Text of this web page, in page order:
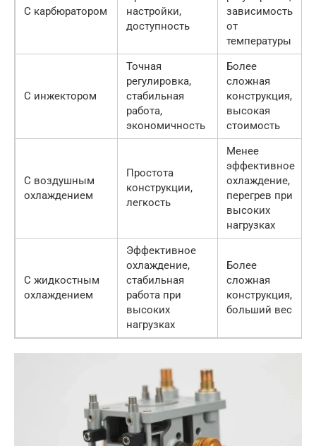
С карбюратором
настройки,
доступность
зависимость
от
температуры
С инжектором
Точная
регулировка,
стабильная
работа,
экономичность
Более
сложная
конструкция,
высокая
стоимость
С воздушным
охлаждением
Простота
конструкции,
легкость
Менее
эффективное
охлаждение,
перегрев при
высоких
нагрузках
С жидкостным
охлаждением
Эффективное
охлаждение,
стабильная
работа при
высоких
нагрузках
Более
сложная
конструкция,
больший вес